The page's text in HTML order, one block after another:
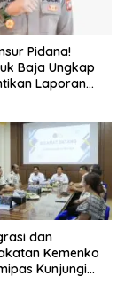
Pidana!
Baja Ungkap
Laporan
dan
Kemenko
Kunjungi